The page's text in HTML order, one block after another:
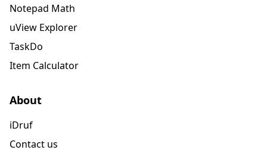
Notepad Math
uView Explorer
TaskDo
Item Calculator
About
iDruf
Contact us